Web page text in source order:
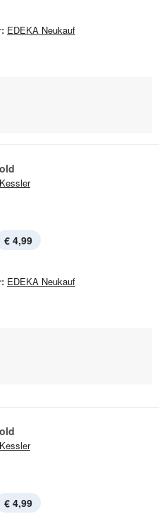
EDEKA Neukauf
Kessler
€ 4,99
EDEKA Neukauf
Kessler
€ 4,99